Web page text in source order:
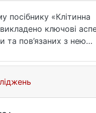
посібнику «Клітинна
ключові
та пов’язаних з нею
біологічних систем,
термодинаміки,
нерівноважних